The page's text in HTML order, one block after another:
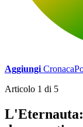
Aggiungi
Articolo 1 di 5